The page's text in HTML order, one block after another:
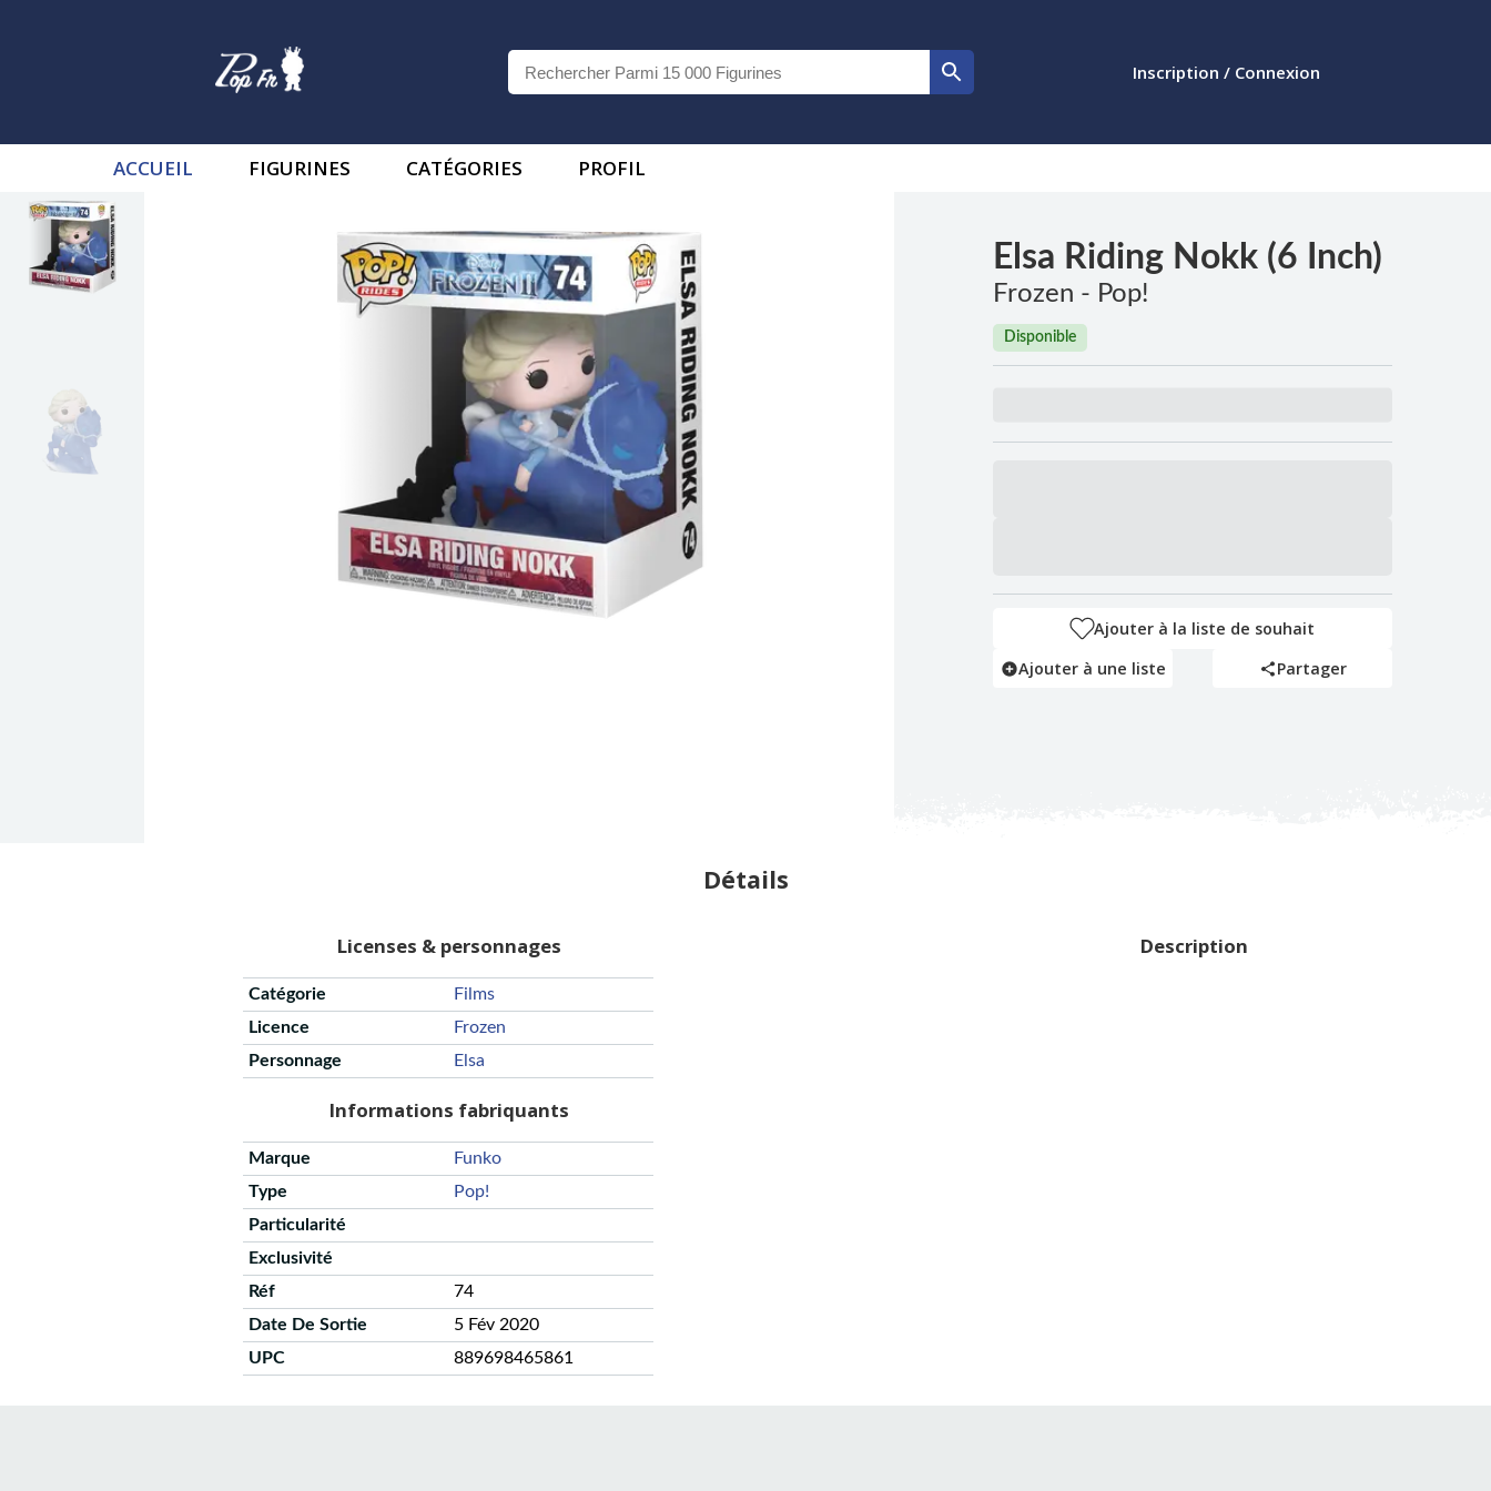
Inscription / Connexion
ACCUEIL FIGURINES CATÉGORIES PROFIL
Elsa Riding Nokk (6 Inch)
Frozen - Pop!
Disponible
Ajouter à la liste de souhait
Ajouter à une liste
Partager
Détails
Licenses & personnages
Catégorie
Films
Licence
Frozen
Personnage
Elsa
Informations fabriquants
Marque
Funko
Type
Pop!
Particularité
Exclusivité
Réf
74
Date De Sortie
5 Fév 2020
UPC
889698465861
Description